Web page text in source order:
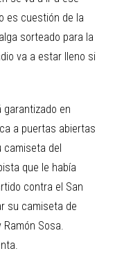
es cuestión de la
sorteado para la
va a estar lleno si
garantizado en
a puertas abiertas
camiseta del
que le había
contra el San
su camiseta de
Sosa.